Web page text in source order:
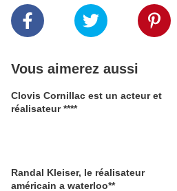
Vous aimerez aussi
Clovis Cornillac est un acteur et
réalisateur ****
Randal Kleiser, le réalisateur
américain a waterloo**